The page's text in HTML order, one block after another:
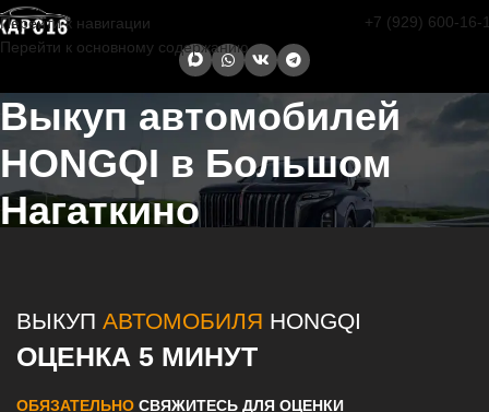
Перейти к навигации
Перейти к основному содержанию
+7 (929) 600-16-
Выкуп автомобилей
HONGQI в Большом
Нагаткино
ВЫКУП АВТОМОБИЛЯ HONGQI
ОЦЕНКА 5 МИНУТ
ОБЯЗАТЕЛЬНО СВЯЖИТЕСЬ ДЛЯ ОЦЕНКИ